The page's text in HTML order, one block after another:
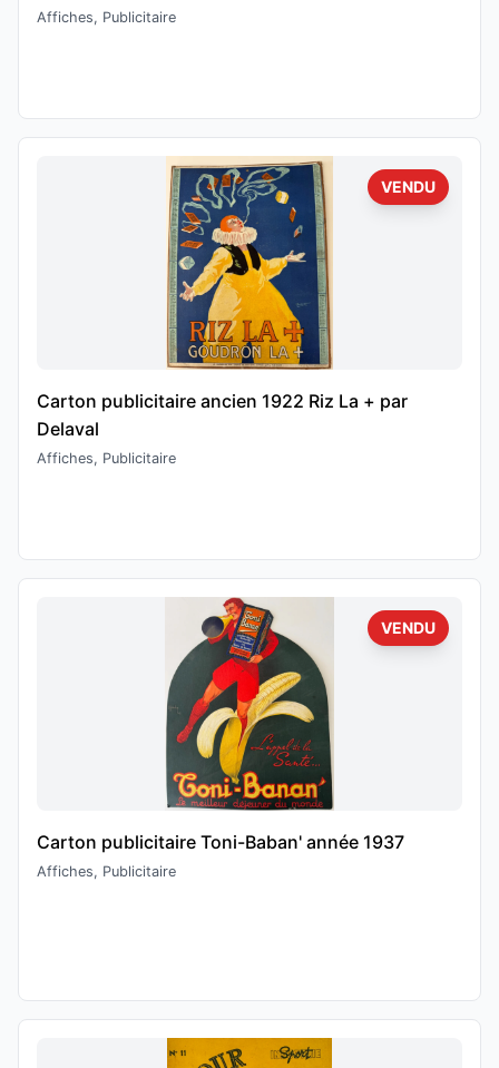
Affiches, Publicitaire
VENDU
Carton publicitaire ancien 1922 Riz La + par
Delaval
Affiches, Publicitaire
VENDU
Carton publicitaire Toni-Baban' année 1937
Affiches, Publicitaire